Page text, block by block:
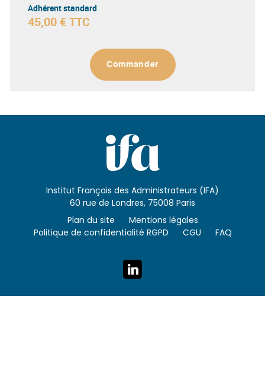
Adhérent standard
45,00 € TTC
Commander
Institut Français des Administrateurs (IFA)
60 rue de Londres, 75008 Paris
Plan du site
Mentions légales
Politique de confidentialité RGPD
CGU FAQ